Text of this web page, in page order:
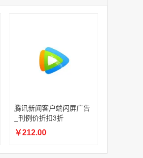
腾讯体育APP开屏广告_刊例价3折非赛季（8月9日-9月30日）
￥686400.00
腾讯新闻客户端闪屏广告
_刊例价折扣3折
￥212.00